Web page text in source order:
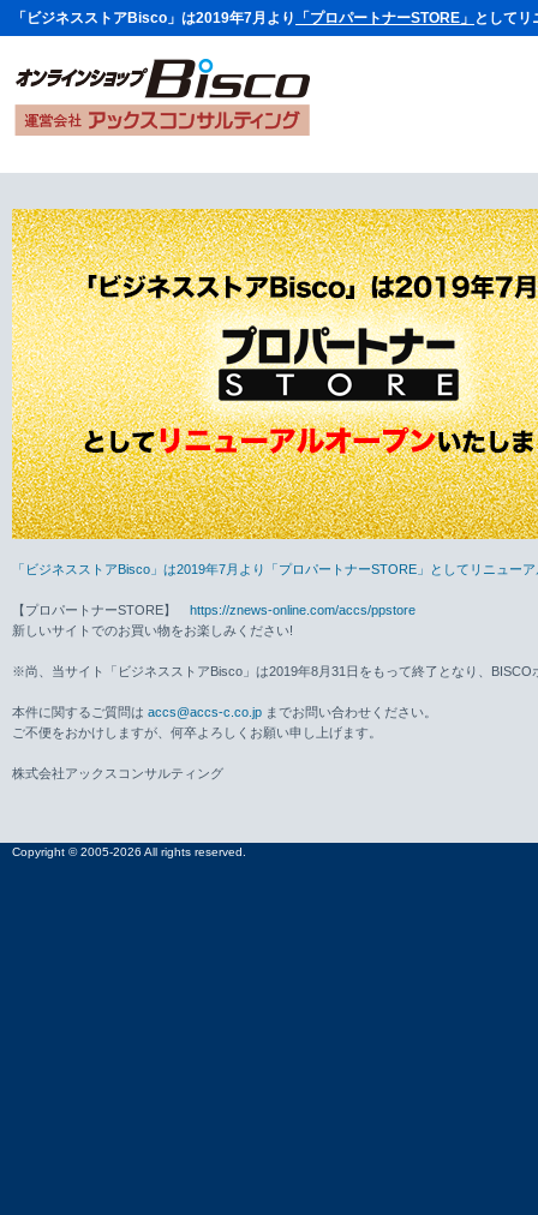
「ビジネスストアBisco」は2019年7月より 「プロパートナーSTORE」 としてリ
「ビジネスストアBisco」は2019年7月より「プロパートナーSTORE」としてリニュー
【プロパートナーSTORE】 https://znews-online.com/accs/ppstore
新しいサイトでのお買い物をお楽しみください!
※尚、当サイト「ビジネスストアBisco」は2019年8月31日をもって終了となり、
本件に関するご質問は accs@accs-c.co.jp までお問い合わせください。
ご不便をおかけしますが、何卒よろしくお願い申し上げます。
株式会社アックスコンサルティング
Copyright © 2005-2026 All rights reserved.